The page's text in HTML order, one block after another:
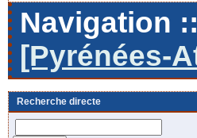
Navigation ::
[Pyrénées-
Recherche directe